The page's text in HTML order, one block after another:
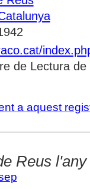
de Lectura de
a aquest
Reus l'any